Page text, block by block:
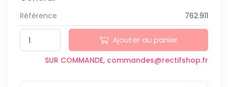
Référence 762.911
Ajouter au panier
SUR COMMANDE, commandes@rectifshop.fr